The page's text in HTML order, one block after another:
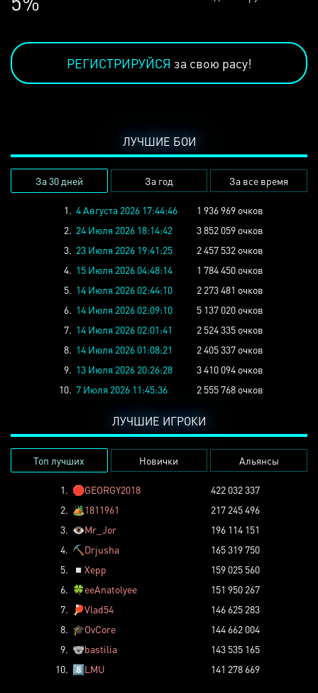
РЕГИСТРИРУЙСЯ за свою расу!
ЛУЧШИЕ БОИ
За 30 дней За год За все время
1. 4 Августа 2026 17:44:46
1 936 969 очков
2. 24 Июля 2026 18:14:42
3 852 059 очков
3. 23 Июля 2026 19:41:25
2 457 532 очков
4. 15 Июля 2026 04:48:14
1 784 450 очков
5. 14 Июля 2026 02:44:10
2 273 481 очков
6. 14 Июля 2026 02:09:10
5 137 020 очков
7. 14 Июля 2026 02:01:41
2 524 335 очков
8. 14 Июля 2026 01:08:21
2 405 337 очков
9. 13 Июля 2026 20:26:28
3 410 094 очков
10. 7 Июля 2026 11:45:36 2 555 768 очков
ЛУЧШИЕ ИГРОКИ
Топ лучших Новички Альянсы
1. 🛑GEORGY2018
422 032 337
2. 🏕️1811961
217 245 496
3. 👁️Mr_Jor
196 114 151
4. ⛏️ Drjusha
165 319 750
5.
◽ Xepp
159 025 560
6. 🍀eeAnatolyee
151 950 267
7.
🏓Vlad54
146 625 283
8. 🎓OvCore
144 662 004
9. 🐨bastilia
143 535 165
10. 8️⃣LMU 141 278 669